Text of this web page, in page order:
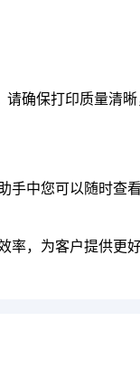
确保打印质量清晰
手中您可以随时查
，为客户提供更好